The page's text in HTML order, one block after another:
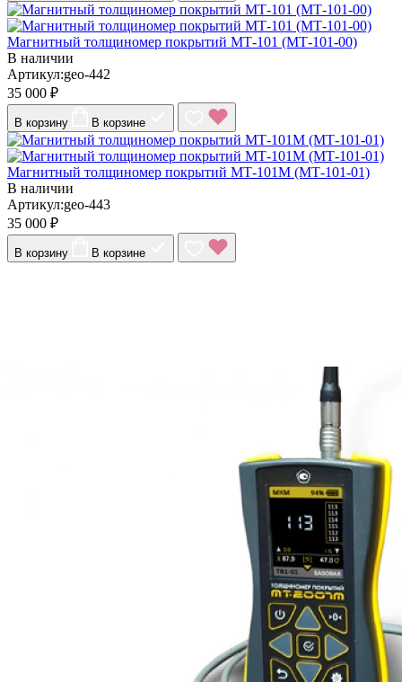
Магнитный толщиномер покрытий МТ-101 (МТ-101-00)
В наличии
Артикул:geo-442
35 000 ₽
В корзину В корзине
Магнитный толщиномер покрытий МТ-101М (МТ-101-01)
В наличии
Артикул:geo-443
35 000 ₽
В корзину В корзине